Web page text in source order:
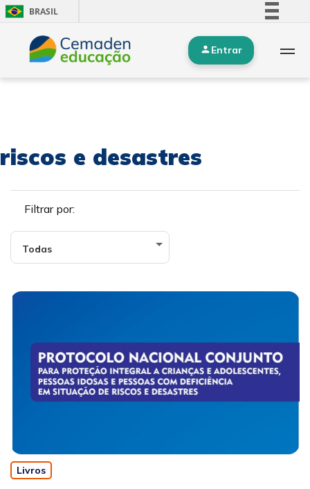
BRASIL
Simplifique!
Comunica BR
Entrar
riscos e desastres
Filtrar por:
Livros